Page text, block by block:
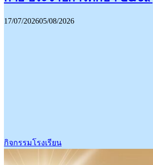
17/07/202605/08/2026
กิจกรรมโรงเรียน